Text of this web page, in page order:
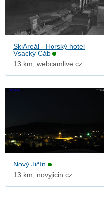
SkiAreál - Horský hotel
Vsacký Cáb
13 km, webcamlive.cz
Nový Jičín
13 km, novyjicin.cz